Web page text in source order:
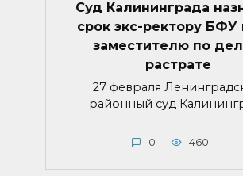
Суд Калининграда
срок экс-ректору БФУ
заместителю по
растрате
27 февраля
районный суд
0 460